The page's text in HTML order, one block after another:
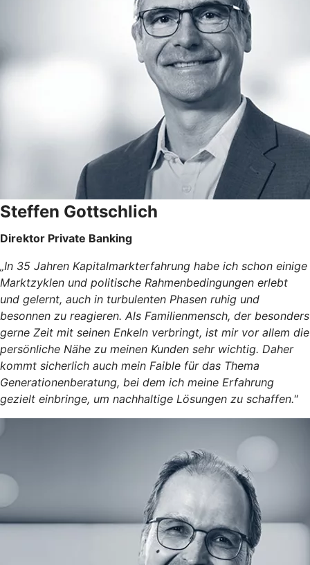
Steffen Gottschlich
Direktor Private Banking
„In 35 Jahren Kapitalmarkterfahrung habe ich schon einige
Marktzyklen und politische Rahmenbedingungen erlebt
und gelernt, auch in turbulenten Phasen ruhig und
besonnen zu reagieren. Als Familienmensch, der besonders
gerne Zeit mit seinen Enkeln verbringt, ist mir vor allem die
persönliche Nähe zu meinen Kunden sehr wichtig. Daher
kommt sicherlich auch mein Faible für das Thema
Generationenberatung, bei dem ich meine Erfahrung
gezielt einbringe, um nachhaltige Lösungen zu schaffen."